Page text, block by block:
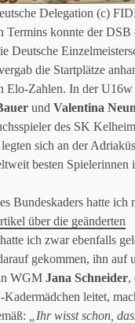
Delegation (c)
Termins konnte der DSB
Deutsche
die Startplätze
Elo-Zahlen. In der U16w
und Valentina
des SK
sich an der
besten Spielerinnen
Bundeskaders hatte ich
über die geänderten
hatte ich zwar ebenfalls
gekommen, ihn auf
WGM Jana Schneider,
leitet,
„Ihr wisst schon,